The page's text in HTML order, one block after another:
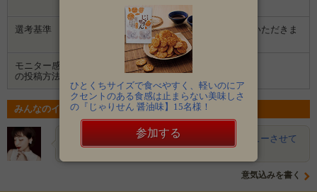
選考基準
ブログやインスタグラムを参考にさせていただきま
モニター感想
の投稿方法
Instagram
みんなのイベントの意気込み
海老のお菓子が大好きなので、ぜひレビューさせて
いただきたいです。よろしくお…
意気込みを書く
ひとくちサイズで食べやすく、軽いのにア
クセントのある食感は止まらない美味しさ
の『じゃりせん 醤油味】15名様！
参加する